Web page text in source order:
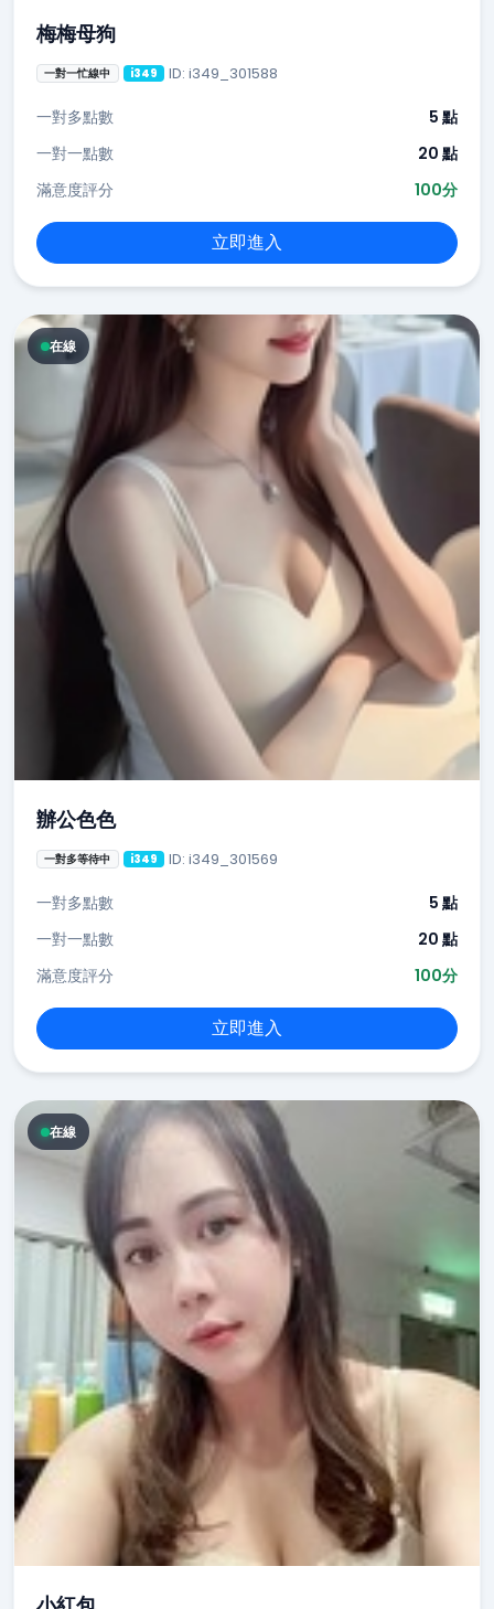
梅梅母狗
一對一忙線中 i349 ID: i349_301588
一對多點數
5 點
一對一點數
20 點
滿意度評分
100分
立即進入
在線
辦公色色
一對多等待中 i349 ID: i349_301569
一對多點數
5 點
一對一點數
20 點
滿意度評分
100分
立即進入
在線